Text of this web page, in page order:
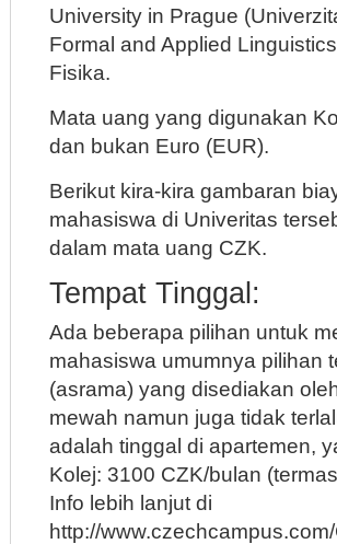
University in Prague
Formal and Applied
Fisika.
Mata uang yang digunakan
dan bukan Euro (EUR).
Berikut kira-kira gambaran
mahasiswa di Univeritas
dalam mata uang CZK.
Tempat Tinggal:
Ada beberapa pilihan untuk
mahasiswa umumnya pilihan
(asrama) yang disediakan
mewah namun juga tidak
adalah tinggal di apartemen,
Kolej: 3100 CZK/bulan
Info lebih lanjut di
http://